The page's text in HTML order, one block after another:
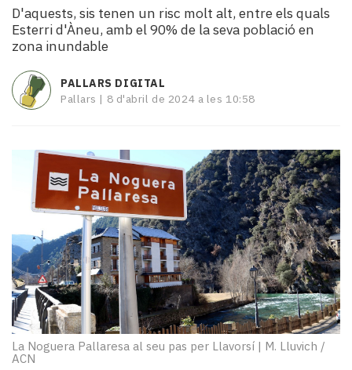
Cultura
Esports
Mai
tant!
TV
i
temps
Reportatges
Entrevistes
Enquestes
A
escena!
Dis
la
teva!
Subscriptors
La
newsletter
D'aquests, sis tenen un risc molt alt, entre els quals
Esterri d'Àneu, amb el 90% de la seva població en
zona inundable
PALLARS DIGITAL
Pallars | 8 d'abril de 2024 a les 10:58
La Noguera Pallaresa al seu pas per Llavorsí | M. Lluvich /
ACN